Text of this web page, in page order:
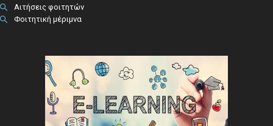
Αιτήσεις φοιτητών
Φοιτητική μέριμνα